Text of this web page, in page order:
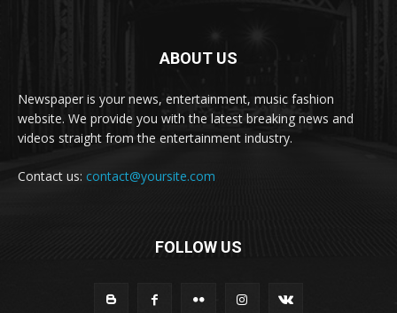
ABOUT US
Newspaper is your news, entertainment, music fashion
website. We provide you with the latest breaking news and
videos straight from the entertainment industry.
Contact us: contact@yoursite.com
FOLLOW US